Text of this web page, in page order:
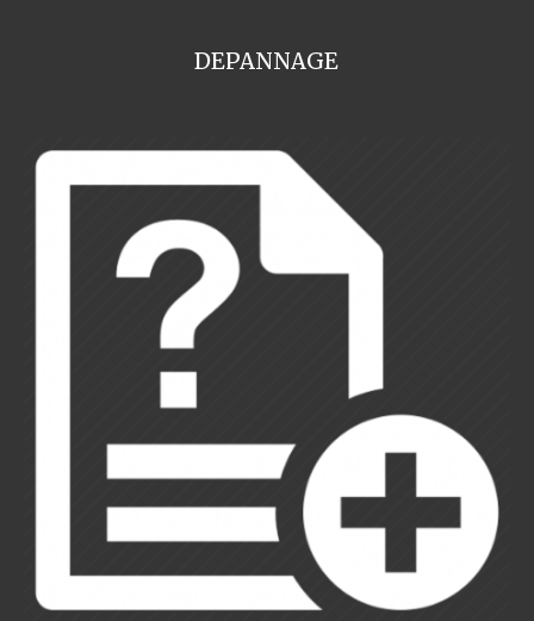
DEPANNAGE